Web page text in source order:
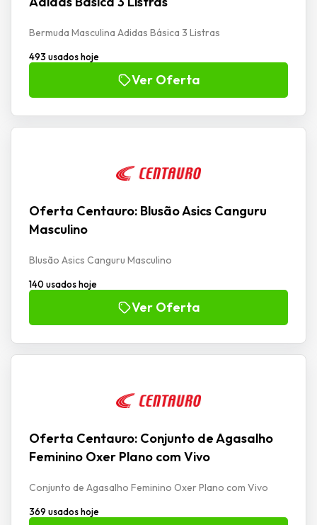
Bermuda Masculina Adidas Básica 3 Listras
493 usados hoje
Ver Oferta
Oferta Centauro: Blusão Asics Canguru
Masculino
Blusão Asics Canguru Masculino
140 usados hoje
Ver Oferta
Oferta Centauro: Conjunto de Agasalho
Feminino Oxer Plano com Vivo
Conjunto de Agasalho Feminino Oxer Plano com Vivo
369 usados hoje